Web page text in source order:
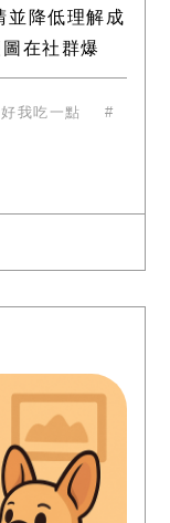
並降低理解成
在社群爆
費者一眼就
我吃一點